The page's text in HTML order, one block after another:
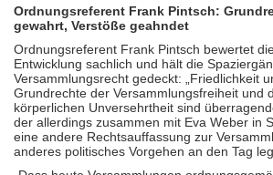
Ordnungsreferent Frank Pintsch:
gewahrt, Verstöße geahndet
Ordnungsreferent Frank Pintsch bewertet
Entwicklung sachlich und hält die
Versammlungsrecht gedeckt: „Friedlichkeit
Grundrechte der Versammlungsfreiheit und
körperlichen Unversehrtheit sind
der allerdings zusammen mit Eva Weber in
eine andere Rechtsauffassung zur
anderes politisches Vorgehen an den Tag